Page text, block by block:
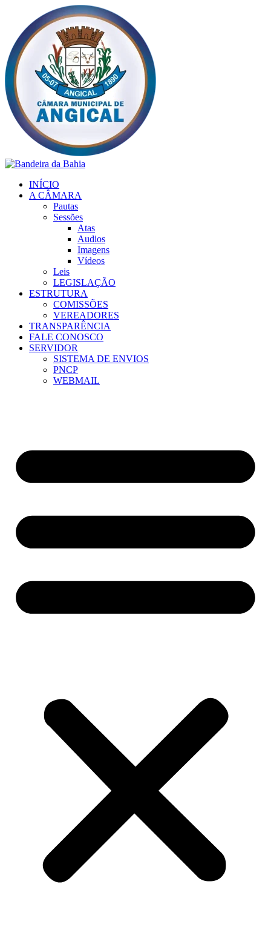
conteúdo
INÍCIO
A CÂMARA
Pautas
Sessões
Atas
Audios
Imagens
Vídeos
Leis
LEGISLAÇÃO
ESTRUTURA
COMISSÕES
VEREADORES
TRANSPARÊNCIA
FALE CONOSCO
SERVIDOR
SISTEMA DE ENVIOS
PNCP
WEBMAIL